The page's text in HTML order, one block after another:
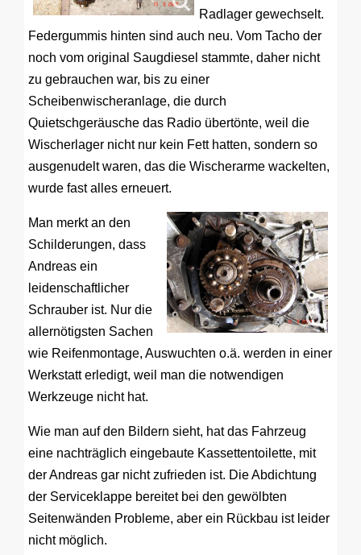
Radlager gewechselt.
Federgummis hinten sind auch neu. Vom Tacho der
noch vom original Saugdiesel stammte, daher nicht
zu gebrauchen war, bis zu einer
Scheibenwischeranlage, die durch
Quietschgeräusche das Radio übertönte, weil die
Wischerlager nicht nur kein Fett hatten, sondern so
ausgenudelt waren, das die Wischerarme wackelten,
wurde fast alles erneuert.
Man merkt an den
Schilderungen, dass
Andreas ein
leidenschaftlicher
Schrauber ist. Nur die
allernötigsten Sachen
wie Reifenmontage, Auswuchten o.ä. werden in einer
Werkstatt erledigt, weil man die notwendigen
Werkzeuge nicht hat.
Wie man auf den Bildern sieht, hat das Fahrzeug
eine nachträglich eingebaute Kassettentoilette, mit
der Andreas gar nicht zufrieden ist. Die Abdichtung
der Serviceklappe bereitet bei den gewölbten
Seitenwänden Probleme, aber ein Rückbau ist leider
nicht möglich.